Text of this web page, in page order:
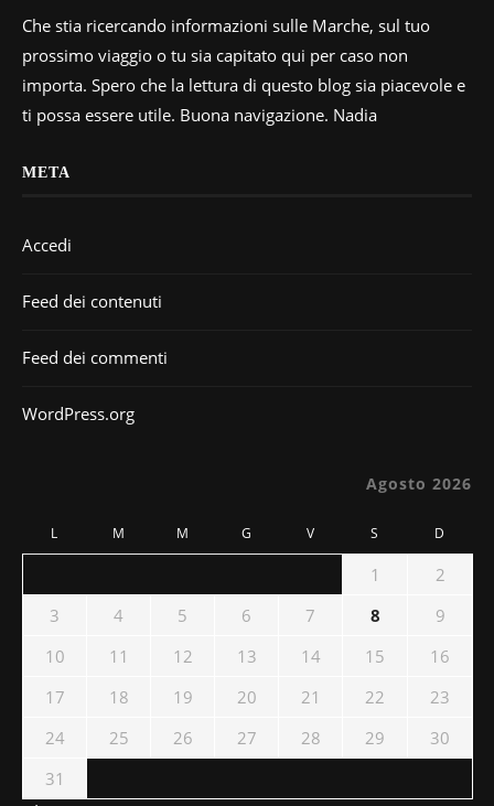
Che stia ricercando informazioni sulle Marche, sul tuo
prossimo viaggio o tu sia capitato qui per caso non
importa. Spero che la lettura di questo blog sia piacevole e
ti possa essere utile. Buona navigazione. Nadia
META
Accedi
Feed dei contenuti
Feed dei commenti
WordPress.org
Agosto 2026
L M M G V S D
1
2
3
4 5 6 7 8
9
10
11 12 13 14 15
16
17
18 19 20 21 22
23
24
25 26 27 28 29
30
31